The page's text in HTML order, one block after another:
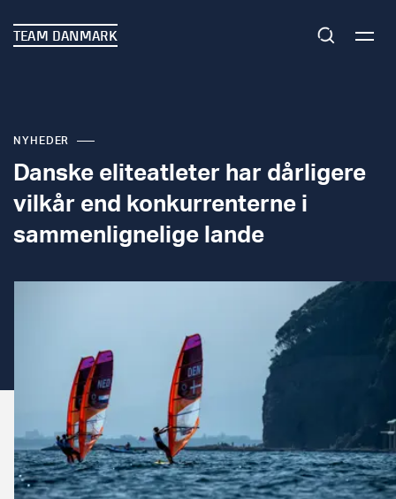
TEAM DANMARK
NYHEDER
Danske eliteatleter har dårligere
vilkår end konkurrenterne i
sammenlignelige lande